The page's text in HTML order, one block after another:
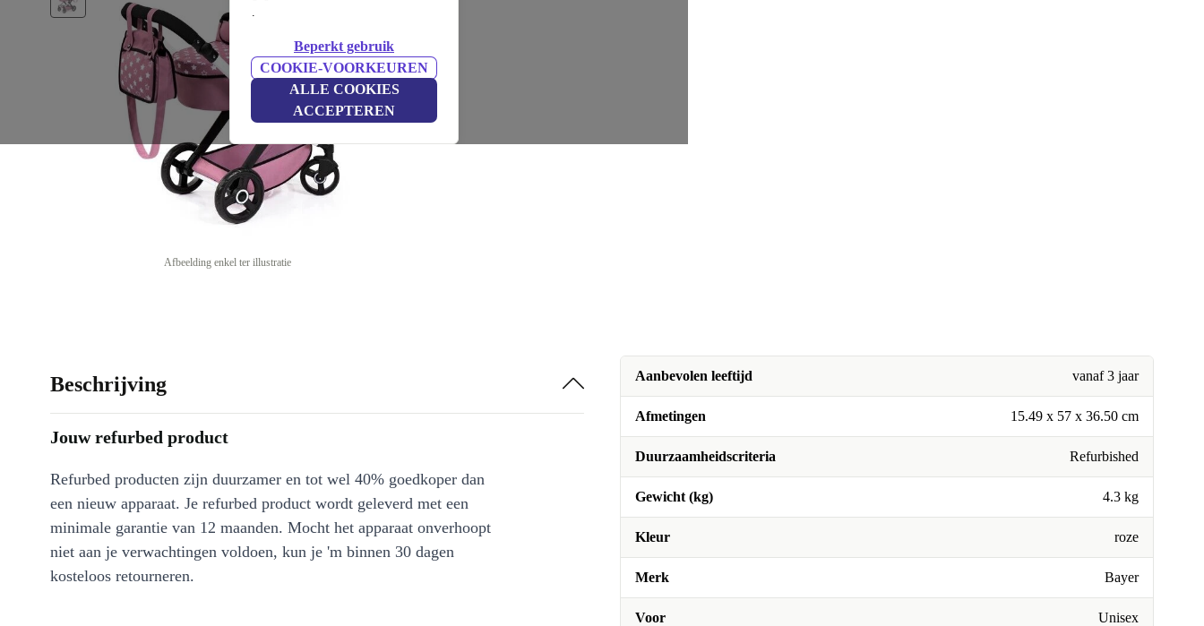
.
Beperkt gebruik
COOKIE-VOORKEUREN
ALLE COOKIES
ACCEPTEREN
Afbeelding enkel ter illustratie
Aanbevolen leeftijd vanaf 3 jaar
Afmetingen 15.49 x 57 x 36.50 cm
Duurzaamheidscriteria Refurbished
Gewicht (kg) 4.3 kg
Kleur roze
Merk Bayer
Voor Unisex
Beschrijving
Jouw refurbed product
Refurbed producten zijn duurzamer en tot wel 40% goedkoper dan
een nieuw apparaat. Je refurbed product wordt geleverd met een
minimale garantie van 12 maanden. Mocht het apparaat onverhoopt
niet aan je verwachtingen voldoen, kun je 'm binnen 30 dagen
kosteloos retourneren.